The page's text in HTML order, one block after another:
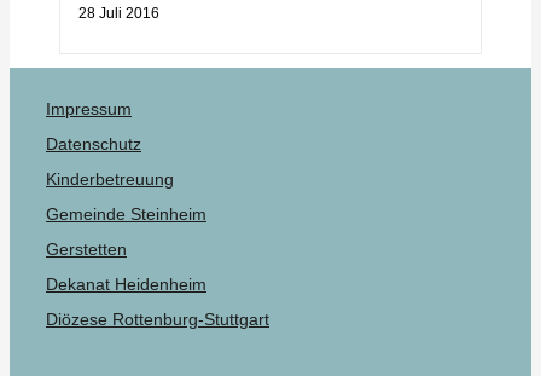
28 Juli 2016
Impressum
Datenschutz
Kinderbetreuung
Gemeinde Steinheim
Gerstetten
Dekanat Heidenheim
Diözese Rottenburg-Stuttgart